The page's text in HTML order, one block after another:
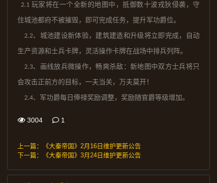
2.1 玩家将在一个全新的地图中，抵御数十波戎狄侵袭，守
住城池都府不被摧毁，即可完成任务，提升军功爵位。
2.2、城池建设新体验，建筑建造和升级将立即完成，自动
生产资源和士兵卡牌，灵活操作卡牌在战场中排兵列阵。
2.3、画线放兵微操作，畅爽杀敌 ：新地图中双方士兵将只
会攻击正前方的目标，一夫当关 ， 万夫莫开！
2.4、军功爵每日俸禄奖励调整，奖励随官爵等级增加。
3004 1
上一篇：
《大秦帝国》2月16日维护更新公告
下一篇：
《大秦帝国》3月24日维护更新公告